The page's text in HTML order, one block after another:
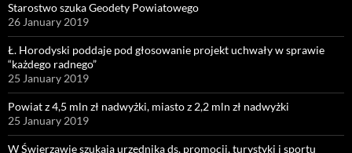
Starostwo szuka Geodety Powiatowego
26 January 2019
Ł. Horodyski poddaje pod głosowanie projekt uchwały w sprawie
“każdego radnego”
25 January 2019
Powiat z 4,5 mln zł nadwyżki, miasto z 2,2 mln zł nadwyżki
25 January 2019
W Świerzawie szukają urzędnika ds. promocji, turystyki i sportu